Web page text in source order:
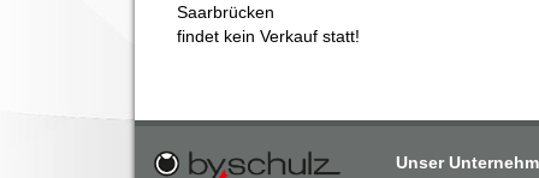
Saarbrücken
findet kein Verkauf statt!
Unser